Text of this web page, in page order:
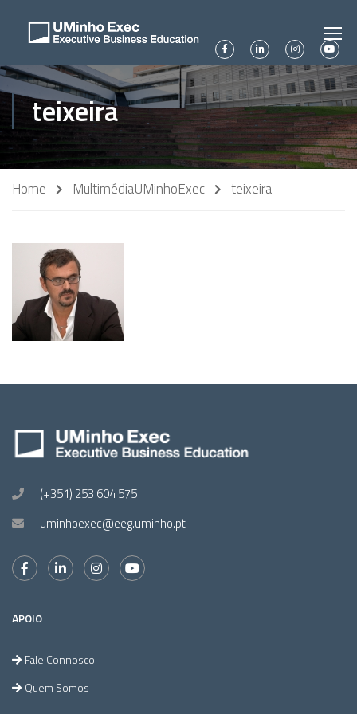
teixeira
Home MultimédiaUMinhoExec teixeira
(+351) 253 604 575
uminhoexec@eeg.uminho.pt
APOIO
Fale Connosco
Quem Somos